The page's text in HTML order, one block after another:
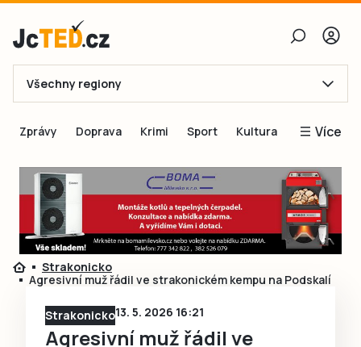
E-mail
Obnovit heslo
Přihlásit se
Přihlásit se přes Facebook
Ještě nemám účet, chci se
Všechny regiony
Zprávy Doprava Krimi Sport Kultura Více
Blogy
Inspirace
Čtenáři píší
Speciální přílohy
Strakonicko
Agresivní muž řádil ve strakonickém kempu na Podskalí
Strakonicko13. 5. 2026 16:21
Agresivní muž řádil ve